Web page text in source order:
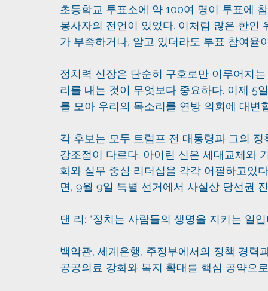
초등학교 투표소에 약 100여 명이 투표에
봉사자의 전언이 있었다. 이처럼 많은 한인
가 부족하거나, 알고 있더라도 투표 참여율
정치력 신장은 단순히 구호로만 이루어지
리를 내는 것이 무엇보다 중요하다. 이제 5
를 모아 우리의 목소리를 연방 의회에 대변
각 후보는 모두 트럼프 전 대통령과 그의
강조점이 다르다. 아이린 신은 세대교체와
화와 실무 중심 리더십을 각각 어필하고있
면, 9월 9일 특별 선거에서 사실상 당선권
댄 리: “정치는 사람들의 생명을 지키는 일입
백악관, 세계은행, 주정부에서의 정책 경
공공의료 강화와 복지 확대를 핵심 공약으